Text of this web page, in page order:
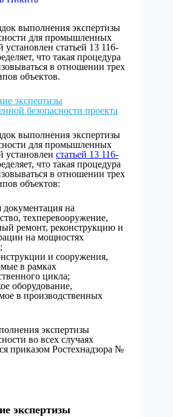
выполнения экспертизы
для промышленных
установлен статьей 13 116-
что такая процедура
в отношении трех
объектов.
экспертизы
безопасности проекта
выполнения экспертизы
для промышленных
установлен статьей 13 116-
что такая процедура
в отношении трех
объектов:
документация на
техперевооружение,
ремонт, реконструкцию и
на мощностях
и сооружения,
в рамках
цикла;
оборудование,
в производственных
экспертизы
во всех случаях
приказом Ростехнадзора №
экспертизы